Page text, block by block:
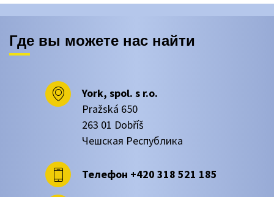
Где вы можете нас найти
York, spol. s r.o.
Pražská 650
263 01 Dobříš
Чешская Республика
Телефон +420 318 521 185